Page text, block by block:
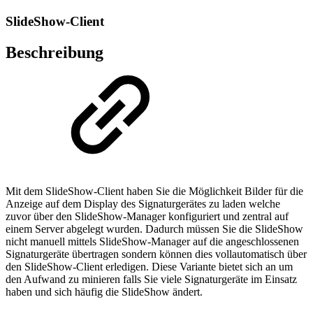
SlideShow-Client
Beschreibung
Mit dem SlideShow-Client haben Sie die Möglichkeit Bilder für die
Anzeige auf dem Display des Signaturgerätes zu laden welche
zuvor über den SlideShow-Manager konfiguriert und zentral auf
einem Server abgelegt wurden. Dadurch müssen Sie die SlideShow
nicht manuell mittels SlideShow-Manager auf die angeschlossenen
Signaturgeräte übertragen sondern können dies vollautomatisch über
den SlideShow-Client erledigen. Diese Variante bietet sich an um
den Aufwand zu minieren falls Sie viele Signaturgeräte im Einsatz
haben und sich häufig die SlideShow ändert.